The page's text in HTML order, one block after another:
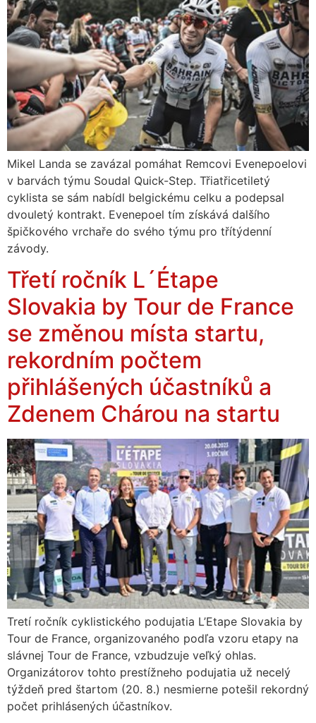
Mikel Landa se zavázal pomáhat Remcovi Evenepoelovi
v barvách týmu Soudal Quick-Step. Třiatřicetiletý
cyklista se sám nabídl belgickému celku a podepsal
dvouletý kontrakt. Evenepoel tím získává dalšího
špičkového vrchaře do svého týmu pro třítýdenní
závody.
Třetí ročník L´Étape
Slovakia by Tour de France
se změnou místa startu,
rekordním počtem
přihlášených účastníků a
Zdenem Chárou na startu
Tretí ročník cyklistického podujatia L’Etape Slovakia by
Tour de France, organizovaného podľa vzoru etapy na
slávnej Tour de France, vzbudzuje veľký ohlas.
Organizátorov tohto prestížneho podujatia už necelý
týždeň pred štartom (20. 8.) nesmierne potešil rekordný
počet prihlásených účastníkov.